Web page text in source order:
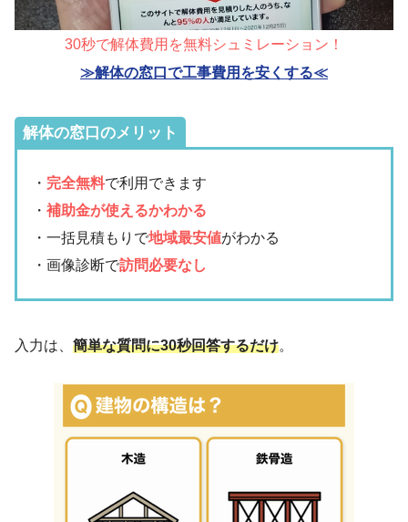
30秒で解体費用を無料シュミレーション！
≫解体の窓口で工事費用を安くする≪
解体の窓口のメリット
・ 完全無料で利用できます
・補助金が使えるかわかる
・一括見積もりで地域最安値がわかる
・画像診断で訪問必要なし
入力は、 簡単な質問に30秒回答するだけ。